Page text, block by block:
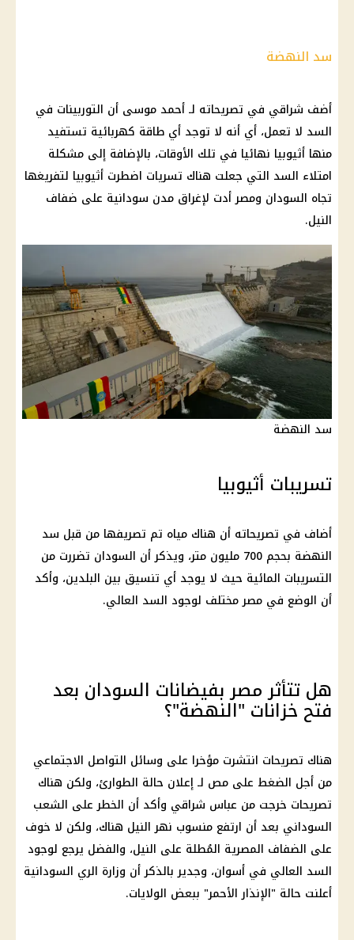
سد النهضة
أضف شراقي في تصريحاته لـ أحمد موسى أن التوربينات في
السد لا تعمل، أي أنه لا توجد أي طاقة كهربائية تستفيد
منها أثيوبيا نهائيا في تلك الأوقات، بالإضافة إلى مشكلة
امتلاء السد التي جعلت هناك تسريات اضطرت أثيوبيا لتفريغها
تجاه السودان ومصر أدت لإغراق مدن سودانية على ضفاف
النيل.
سد النهضة
تسريبات أثيوبيا
أضاف في تصريحاته أن هناك مياه تم تصريفها من قبل سد
النهضة بحجم 700 مليون متر، ويذكر أن السودان تضررت من
التسريبات المائية حيث لا يوجد أي تنسيق بين البلدين، وأكد
أن الوضع في مصر مختلف لوجود السد العالي.
هل تتأثر مصر بفيضانات السودان بعد
فتح خزانات "النهضة"؟
هناك تصريحات انتشرت مؤخرا على وسائل التواصل الاجتماعي
من أجل الضغط على مص لـ إعلان حالة الطوارئ، ولكن هناك
تصريحات خرجت من عباس شراقي وأكد أن الخطر على الشعب
السوداني بعد أن ارتفع منسوب نهر النيل هناك، ولكن لا خوف
على الضفاف المصرية المُطلة على النيل، والفضل يرجع لوجود
السد العالي في أسوان، وجدير بالذكر أن وزارة الري السودانية
أعلنت حالة "الإنذار الأحمر" ببعض الولايات.